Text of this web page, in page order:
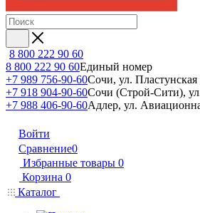
8 800 222 90 60
8 800 222 90 60Единый номер
+7 989 756-90-60Сочи, ул. Пластунская
+7 918 904-90-60Сочи (Строй-Сити),
+7 988 406-90-60Адлер, ул.
Войти
Сравнение0
Избранные товары 0
Корзина 0
Каталог